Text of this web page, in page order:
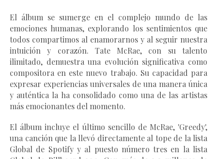
El álbum se sumerge en el complejo mundo de las
emociones humanas, explorando los sentimientos que
todos compartimos al enamorarnos y al seguir nuestra
intuición y corazón. Tate McRae, con su talento
ilimitado, demuestra una evolución significativa como
compositora en este nuevo trabajo. Su capacidad para
expresar experiencias universales de una manera única
y auténtica la ha consolidado como una de las artistas
más emocionantes del momento.
El álbum incluye el último sencillo de McRae, 'Greedy',
una canción que la llevó directamente al tope de la lista
Global de Spotify y al puesto número tres en la lista